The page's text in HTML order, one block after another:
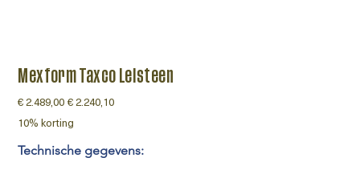
Mexform Taxco Leisteen
Originele
prijs
€ 2.489,00 Verkoopprijs
€ 2.240,10
10% korting
Technische gegevens: